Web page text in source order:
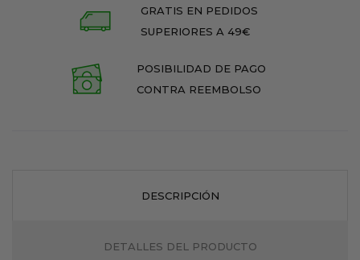
GRATIS EN PEDIDOS
SUPERIORES A 49€
POSIBILIDAD DE PAGO
CONTRA REEMBOLSO
DESCRIPCIÓN
DETALLES DEL PRODUCTO